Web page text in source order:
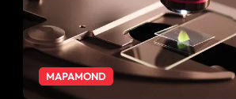
MAPAMOND